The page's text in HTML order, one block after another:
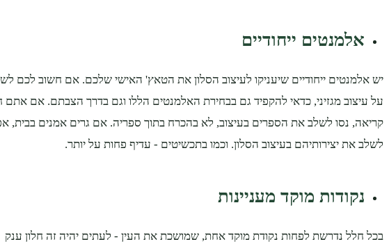
אלמנטים ייחודיים
יש אלמנטים ייחודיים שיעניקו לעיצוב הסלון את הטאץ' האישי שלכם. אם חשוב לכם
על עיצוב מגזיני, כדאי להקפיד גם בבחירת האלמנטים הללו וגם בדרך הצבתם. אם אתם
קריאה, נסו לשלב את הספרים בעיצוב, לא בהכרח בתוך ספריה. אם גרים אמנים בבית,
לשלב את יצירותיהם בעיצוב הסלון. וכמו בתכשיטים - עדיף פחות על יותר.
נקודות מוקד מעניינות
בכל חלל נדרשת לפחות נקודת מוקד אחת, שמושכת את העין - לעתים יהיה זה חלון ענק